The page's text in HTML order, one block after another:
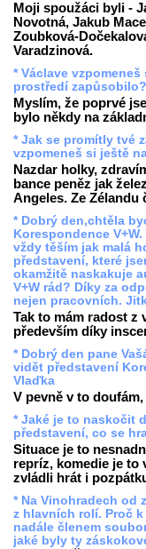
Moji spoužáci byli -
Novotná, Jakub
Zoubková-
Varadzinová.
* Václave
prostředí
Myslím, že poprvé
bylo někdy na
* Jak se promítly tvé
vzpomeneš si ještě
Nazdar holky,
bance peněz jak
Angeles. Ze Zélandu
* Dobrý den,chtěla
Korespondence
vždy těším jak malá
představení, které
okamžitě naskakuje
V+W rád? Díky za
nejen pracovních.
Tak to mám radost z
především díky
* Dobrý den pane
vidět představení
Vlaďka
V pevně v to
* Jaké je to naskočit
představení, co se
Situace je to
repríz, komedie je to
zvládli hrát i
* Na Vinohradech od
z hlavních rolí. Proč
nadále členem
jaké byly ty